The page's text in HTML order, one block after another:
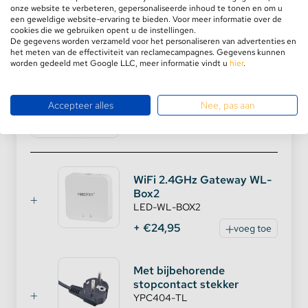
kleur kiezen en met de “saturation control” de
verzadiging van de kleur. Wilt u de helderheid van de
RGB + CCT LED-lamp aanpassen? Dan kunt u het
licht dimmen met de “Brightness Dimming” toets.
kleurprogramma’s kiezen. Met “S” kunt u de
snelheid van het kleurprogramma instellen.
Hoe te installeren?
De LED-lamp is zeer gemakkelijk te installeren en
te besturen via de Mi-Light RGB + CCT
afstandsbediening. Allereerst plaatst u de lamp in de
juiste fitting. Om de lamp te koppelen met de
voor de zorgen dat de lamp uit staat. U zet
vervolgens de lamp aan en klikt binnen 3 seconden
3 keer op de gewenste zone-knop. Het koppelen is
Aanbevolen combinaties
12 Watt RGB + Warm Wit en
White Lamp
LED-FUT105
WiFi 2.4GHz Gateway WL-
Box2
LED-WL-BOX2
+ €24,95 voeg toe
Met bijbehorende
stopcontact stekker
YPC404-TL
onze website te verbeteren, gepersonaliseerde inhoud te tonen en om u
een geweldige website-ervaring te bieden. Voor meer informatie over de
cookies die we gebruiken opent u de instellingen.
De gegevens worden verzameld voor het personaliseren van advertenties en
het meten van de effectiviteit van reclamecampagnes. Gegevens kunnen
worden gedeeld met Google LLC, meer informatie vindt u hier.
Accepteer alles Nee, pas aan